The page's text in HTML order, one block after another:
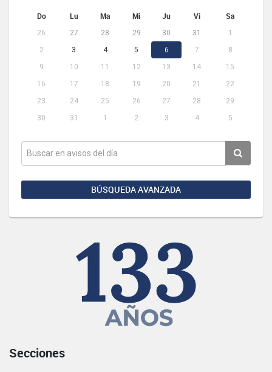
Do Lu Ma Mi Ju Vi Sa
26 27 28 29 30 31
1
2
3 4 5 6 7
8
9
10 11 12 13 14
15
16
17 18 19 20 21
22
23
24 25 26 27 28
29
30
31 1 2 3 4 5
BÚSQUEDA AVANZADA
Secciones